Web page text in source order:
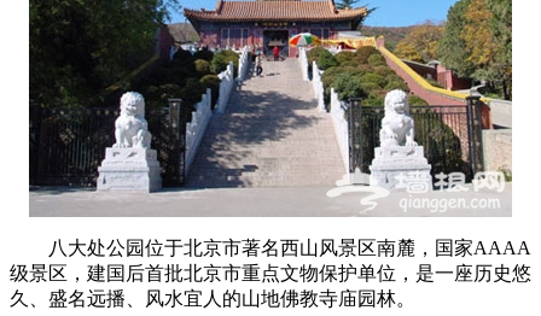
八大处公园位于北京市著名西山风景区南麓，国家AAAA
级景区，建国后首批北京市重点文物保护单位，是一座历史悠
久、盛名远播、风水宜人的山地佛教寺庙园林。